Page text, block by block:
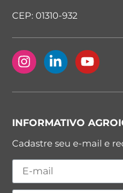
CEP: 01310-932
INFORMATIVO
Cadastre seu e-mail e